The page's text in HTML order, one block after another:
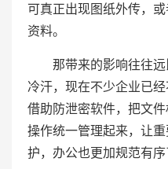
可真正出现图纸外传，
资料。
那带来的影响往往
冷汗，现在不少企业已
借助防泄密软件，把文
操作统一管理起来，让
护，办公也更加规范有序